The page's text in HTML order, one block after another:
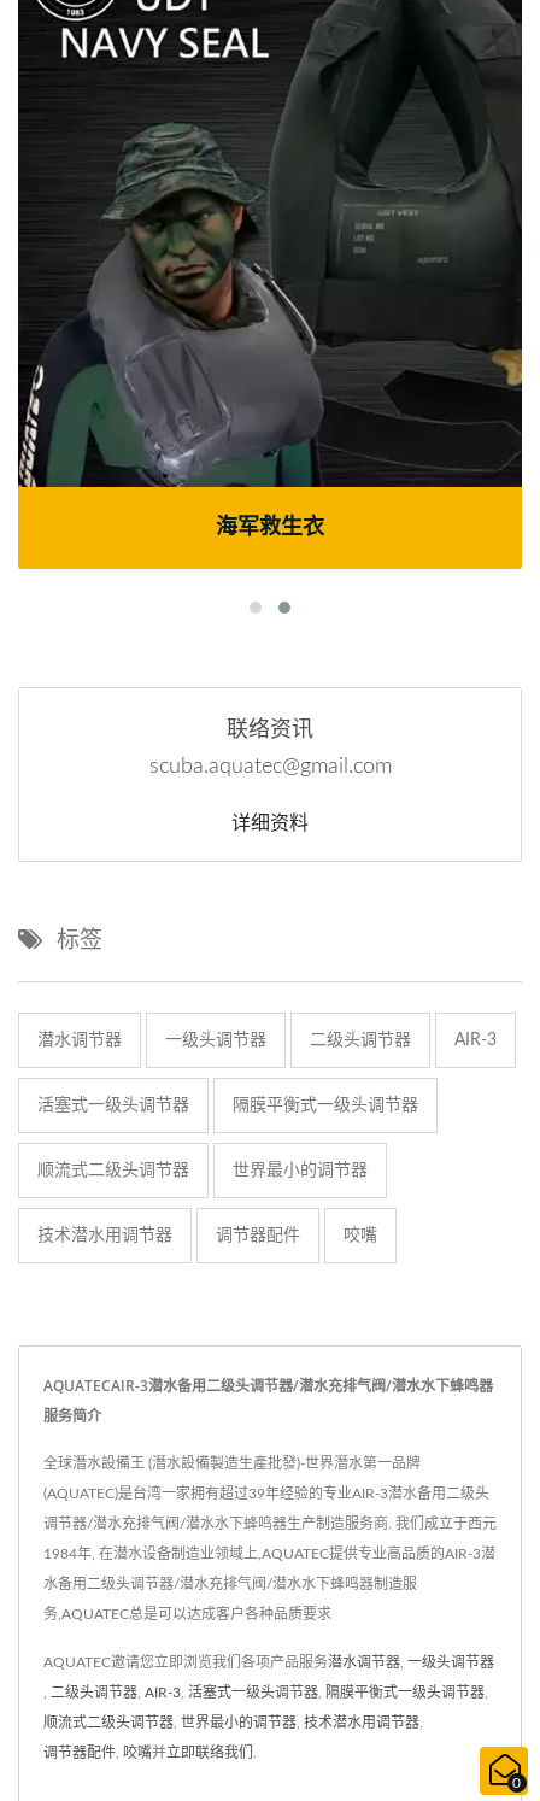
0
海军救生衣
联络资讯
scuba.aquatec@gmail.com
详细资料
标签
潜水调节器 一级头调节器 二级头调节器 AIR-3
活塞式一级头调节器 隔膜平衡式一级头调节器
顺流式二级头调节器 世界最小的调节器
技术潜水用调节器 调节器配件 咬嘴
AQUATECAIR-3潜水备用二级头调节器/潜水充排气阀/潜水水下蜂鸣器
服务简介
全球潛水設備王 (潛水設備製造生產批發)-世界潛水第一品牌
(AQUATEC)是台湾一家拥有超过39年经验的专业AIR-3潜水备用二级头
调节器/潜水充排气阀/潜水水下蜂鸣器生产制造服务商. 我们成立于西元
1984年, 在潜水设备制造业领域上,AQUATEC提供专业高品质的AIR-3潜
水备用二级头调节器/潜水充排气阀/潜水水下蜂鸣器制造服
务,AQUATEC总是可以达成客户各种品质要求
AQUATEC邀请您立即浏览我们各项产品服务潜水调节器 一级头调节器
二级头调节器 AIR-3 活塞式一级头调节器 隔膜平衡式一级头调节器
顺流式二级头调节器 世界最小的调节器 技术潜水用调节器
调节器配件 咬嘴并 立即联络我们